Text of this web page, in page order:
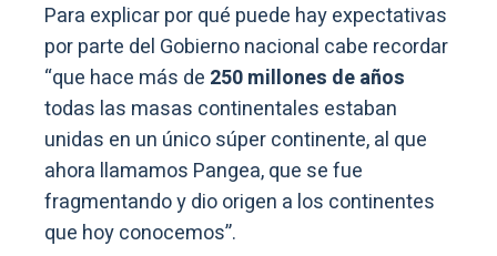
Para explicar por qué puede hay expectativas
por parte del Gobierno nacional cabe recordar
“que hace más de 250 millones de años
todas las masas continentales estaban
unidas en un único súper continente, al que
ahora llamamos Pangea, que se fue
fragmentando y dio origen a los continentes
que hoy conocemos”.